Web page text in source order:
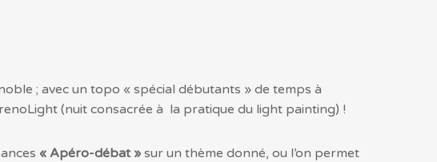
; avec un topo « spécial débutants » de temps à
(nuit consacrée à la pratique du light painting) !
« Apéro-débat » sur un thème donné, ou l’on permet